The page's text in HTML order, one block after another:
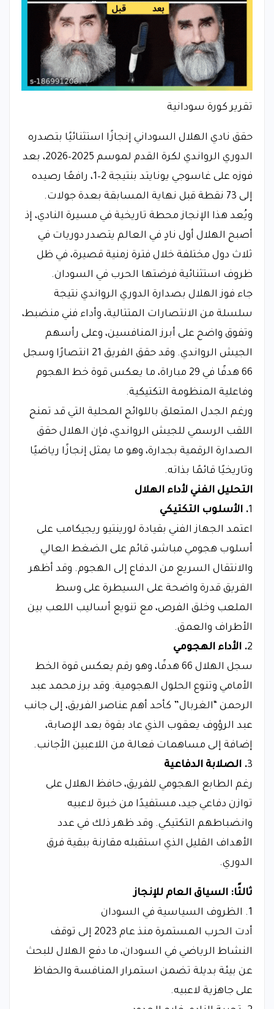
تقرير كورة سودانية
حقق نادي الهلال السوداني إنجازًا استثنائيًا بتصدره
الدوري الرواندي لكرة القدم لموسم 2025–2026، بعد
فوزه على غاسوجي يونايتد بنتيجة 2–1، رافعًا رصيده
إلى 73 نقطة قبل نهاية المسابقة بعدة جولات.
ويُعد هذا الإنجاز محطة تاريخية في مسيرة النادي، إذ
أصبح الهلال أول نادٍ في العالم يتصدر دوريات في
ثلاث دول مختلفة خلال فترة زمنية قصيرة، في ظل
ظروف استثنائية فرضتها الحرب في السودان.
جاء فوز الهلال بصدارة الدوري الرواندي نتيجة
سلسلة من الانتصارات المتتالية، وأداء فني منضبط،
وتفوق واضح على أبرز المنافسين، وعلى رأسهم
الجيش الرواندي. وقد حقق الفريق 21 انتصارًا وسجل
66 هدفًا في 29 مباراة، ما يعكس قوة خط الهجوم
وفاعلية المنظومة التكتيكية.
ورغم الجدل المتعلق باللوائح المحلية التي قد تمنح
اللقب الرسمي للجيش الرواندي، فإن الهلال حقق
الصدارة الرقمية بجدارة، وهو ما يمثل إنجازًا رياضيًا
وتاريخيًا قائمًا بذاته.
التحليل الفني لأداء الهلال
1. الأسلوب التكتيكي
اعتمد الجهاز الفني بقيادة لورينتيو ريجيكامب على
أسلوب هجومي مباشر، قائم على الضغط العالي
والانتقال السريع من الدفاع إلى الهجوم. وقد أظهر
الفريق قدرة واضحة على السيطرة على وسط
الملعب وخلق الفرص، مع تنويع أساليب اللعب بين
الأطراف والعمق.
2. الأداء الهجومي
سجل الهلال 66 هدفًا، وهو رقم يعكس قوة الخط
الأمامي وتنوع الحلول الهجومية. وقد برز محمد عبد
الرحمن “الغربال” كأحد أهم عناصر الفريق، إلى جانب
عبد الرؤوف يعقوب الذي عاد بقوة بعد الإصابة،
إضافة إلى مساهمات فعالة من اللاعبين الأجانب.
3. الصلابة الدفاعية
رغم الطابع الهجومي للفريق، حافظ الهلال على
توازن دفاعي جيد، مستفيدًا من خبرة لاعبيه
وانضباطهم التكتيكي. وقد ظهر ذلك في عدد
الأهداف القليل الذي استقبله مقارنة ببقية فرق
الدوري.
ثالثًا: السياق العام للإنجاز
1. الظروف السياسية في السودان
أدت الحرب المستمرة منذ عام 2023 إلى توقف
النشاط الرياضي في السودان، ما دفع الهلال للبحث
عن بيئة بديلة تضمن استمرار المنافسة والحفاظ
على جاهزية لاعبيه.